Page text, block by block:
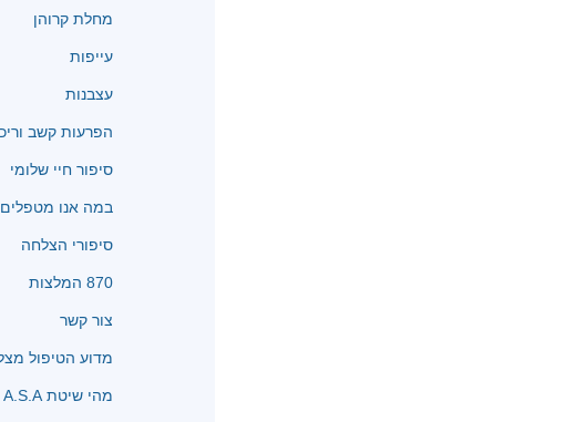
מחלת קרוהן
עייפות
עצבנות
הפרעות קשב
סיפור חיי שלומי
במה אנו
סיפורי הצלחה
870 המלצות
צור קשר
מדוע הטיפול
מהי שיטת A.S.A ?